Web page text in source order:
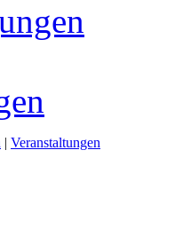
| Veranstaltungen